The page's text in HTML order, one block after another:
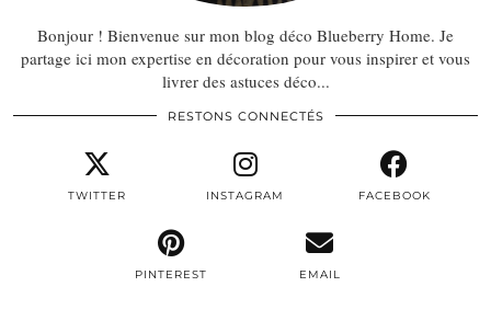
Bonjour ! Bienvenue sur mon blog déco Blueberry Home. Je
partage ici mon expertise en décoration pour vous inspirer et vous
livrer des astuces déco...
RESTONS CONNECTÉS
TWITTER INSTAGRAM FACEBOOK
PINTEREST EMAIL